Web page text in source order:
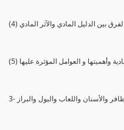
الفرق بين الدليل المادي والآثر المادي
وأهميتها و العوامل المؤثرة عليها
والأسنان واللعاب والبول والبراز